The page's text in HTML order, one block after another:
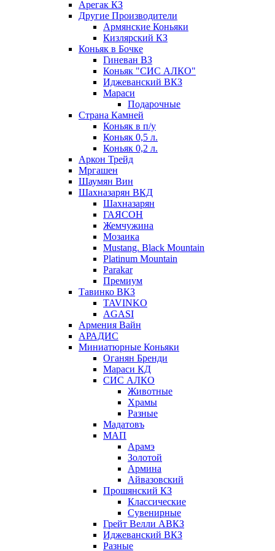
Арегак КЗ
Другие Производители
Армянские Коньяки
Кизлярский КЗ
Коньяк в Бочке
Гиневан ВЗ
Коньяк "СИС АЛКО"
Иджеванский ВКЗ
Мараси
Подарочные
Страна Камней
Коньяк в п/у
Коньяк 0,5 л.
Коньяк 0,2 л.
Аркон Трейд
Мргашен
Шаумян Вин
Шахназарян ВКД
Шахназарян
ГАЯСОН
Жемчужина
Мозаика
Mustang. Black Mountain
Platinum Mountain
Parakar
Премиум
Тавинко ВКЗ
TAVINKO
AGASI
Армения Вайн
АРАДИС
Миниатюрные Коньяки
Оганян Бренди
Мараси КД
СИС АЛКО
Животные
Храмы
Разные
Мадатовъ
МАП
Арамэ
Золотой
Армина
Айвазовский
Прошянский КЗ
Классические
Сувенирные
Грейт Велли АВКЗ
Иджеванский ВКЗ
Разные